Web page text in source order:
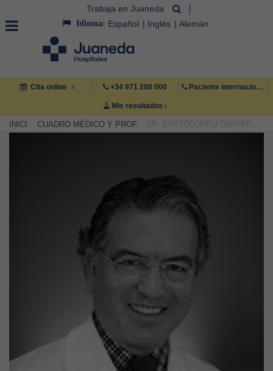
Trabaja en Juaneda
Idioma: Español Inglés Alemán
Cita online +34 971 280 000 Paciente internacional +34 971 222 222
Mis resultados
INICIO CUADRO MÉDICO Y PROFESIONAL DR. BARTOLOMEU CANTARELLAS CALVO